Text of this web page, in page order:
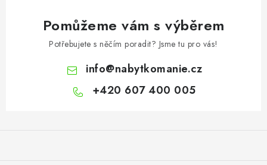
Pomůžeme vám s výběrem
Potřebujete s něčím poradit? Jsme tu pro vás!
info@nabytkomanie.cz
+420 607 400 005